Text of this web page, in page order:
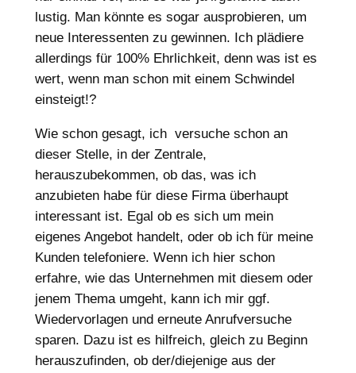
lustig. Man könnte es sogar ausprobieren, um
neue Interessenten zu gewinnen. Ich plädiere
allerdings für 100% Ehrlichkeit, denn was ist es
wert, wenn man schon mit einem Schwindel
einsteigt!?
Wie schon gesagt, ich versuche schon an
dieser Stelle, in der Zentrale,
herauszubekommen, ob das, was ich
anzubieten habe für diese Firma überhaupt
interessant ist. Egal ob es sich um mein
eigenes Angebot handelt, oder ob ich für meine
Kunden telefoniere. Wenn ich hier schon
erfahre, wie das Unternehmen mit diesem oder
jenem Thema umgeht, kann ich mir ggf.
Wiedervorlagen und erneute Anrufversuche
sparen. Dazu ist es hilfreich, gleich zu Beginn
herauszufinden, ob der/diejenige aus der